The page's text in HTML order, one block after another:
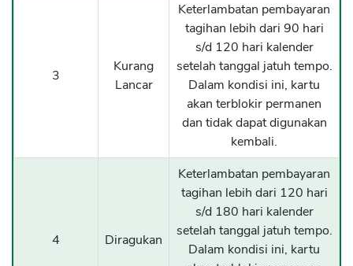
3
Kurang
Lancar
Keterlambatan pembayaran
tagihan lebih dari 90 hari
s/d 120 hari kalender
setelah tanggal jatuh tempo.
Dalam kondisi ini, kartu
akan terblokir permanen
dan tidak dapat digunakan
kembali.
4 Diragukan
Keterlambatan pembayaran
tagihan lebih dari 120 hari
s/d 180 hari kalender
setelah tanggal jatuh tempo.
Dalam kondisi ini, kartu